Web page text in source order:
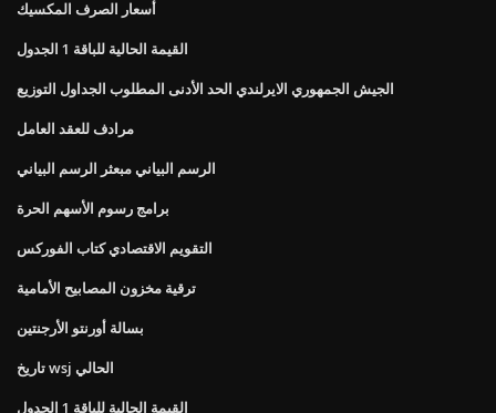
أسعار الصرف المكسيك
القيمة الحالية للباقة 1 الجدول
الجيش الجمهوري الايرلندي الحد الأدنى المطلوب الجداول التوزيع
مرادف للعقد العامل
الرسم البياني مبعثر الرسم البياني
برامج رسوم الأسهم الحرة
التقويم الاقتصادي كتاب الفوركس
ترقية مخزون المصابيح الأمامية
بسالة أورنتو الأرجنتين
تاريخ wsj الحالي
القيمة الحالية للباقة 1 الجدول